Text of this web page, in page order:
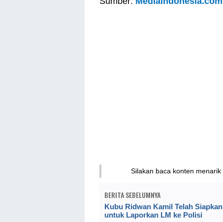
Silakan baca konten
BERITA SEBELUMNYA
Kubu Ridwan Kamil Telah
untuk Laporkan LM ke Polisi